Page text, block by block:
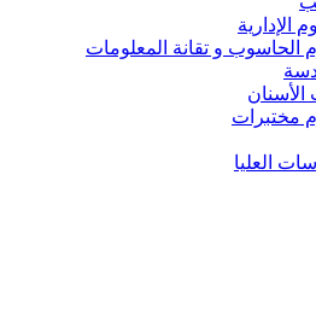
الإدارية
الحاسوب و تقانة المعلومات
مختبرات
العليا